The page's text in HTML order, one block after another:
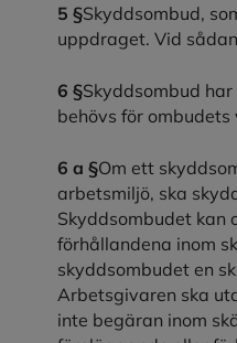
5 §Skyddsombud,
uppdraget. Vid
6 §Skyddsombud
behövs för ombudets
6 a §Om ett
arbetsmiljö, ska
Skyddsombudet kan
förhållandena inom
skyddsombudet en
Arbetsgivaren ska
inte begäran inom